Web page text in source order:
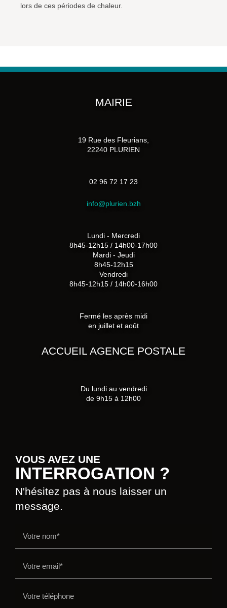
lors de ces périodes de chaleur.
MAIRIE
19 Rue des Fleurians,
22240 PLURIEN
02 96 72 17 23
info@plurien.bzh
Lundi - Mercredi
8h45-12h15 / 14h00-17h00
Mardi - Jeudi
8h45-12h15
Vendredi
8h45-12h15 / 14h00-16h00
Fermé les après midi
en juillet et août
ACCUEIL AGENCE POSTALE
Du lundi au vendredi
de 9h15 à 12h00
VOUS AVEZ UNE
INTERROGATION ?
N'hésitez pas à nous laisser un
message.